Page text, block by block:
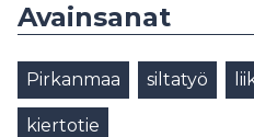
Avainsanat
Pirkanmaa siltatyö
kiertotie